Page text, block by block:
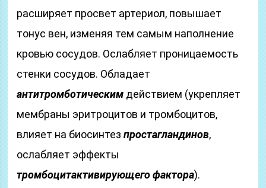
расширяет просвет артериол, повышает
тонус вен, изменяя тем самым наполнение
кровью сосудов. Ослабляет проницаемость
стенки сосудов. Обладает
антитромботическим действием (укрепляет
мембраны эритроцитов и тромбоцитов,
влияет на биосинтезпростагландинов,
ослабляет эффекты
тромбоцитактивирующего фактора).